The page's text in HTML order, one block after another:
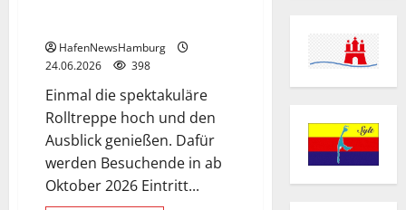
HafenNewsHamburg
24.06.2026
398
Einmal die spektakuläre
Rolltreppe hoch und den
Ausblick genießen. Dafür
werden Besuchende in ab
Oktober 2026 Eintritt...